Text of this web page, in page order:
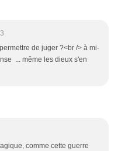
de juger ?<br /> à mi-
... même les dieux s'en
comme cette guerre